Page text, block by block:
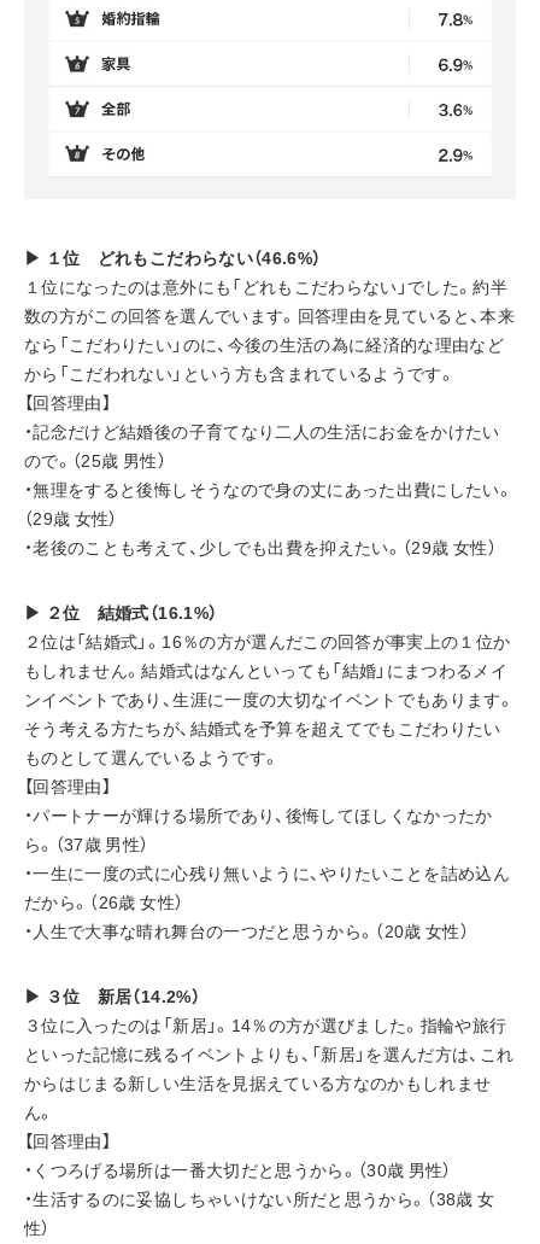
▶ １位　どれもこだわらない（46.6%）
１位になったのは意外にも「どれもこだわらない」でした。約半
数の方がこの回答を選んでいます。回答理由を見ていると、本来
なら「こだわりたい」のに、今後の生活の為に経済的な理由など
から「こだわれない」という方も含まれているようです。
【回答理由】
・記念だけど結婚後の子育てなり二人の生活にお金をかけたい
ので。（25歳 男性）
・無理をすると後悔しそうなので身の丈にあった出費にしたい。
（29歳 女性）
・老後のことも考えて、少しでも出費を抑えたい。（29歳 女性）
▶ ２位　結婚式（16.1%）
２位は「結婚式」。16％の方が選んだこの回答が事実上の１位か
もしれません。結婚式はなんといっても「結婚」にまつわるメイ
ンイベントであり、生涯に一度の大切なイベントでもあります。
そう考える方たちが、結婚式を予算を超えてでもこだわりたい
ものとして選んでいるようです。
【回答理由】
・パートナーが輝ける場所であり、後悔してほしくなかったか
ら。（37歳 男性）
・一生に一度の式に心残り無いように、やりたいことを詰め込ん
だから。（26歳 女性）
・人生で大事な晴れ舞台の一つだと思うから。（20歳 女性）
▶ ３位　新居（14.2%）
３位に入ったのは「新居」。14％の方が選びました。指輪や旅行
といった記憶に残るイベントよりも、「新居」を選んだ方は、これ
からはじまる新しい生活を見据えている方なのかもしれませ
ん。
【回答理由】
・くつろげる場所は一番大切だと思うから。（30歳 男性）
・生活するのに妥協しちゃいけない所だと思うから。（38歳 女
性）